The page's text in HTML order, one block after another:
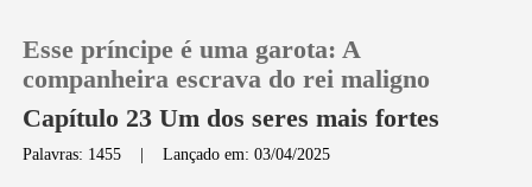
Esse príncipe é uma garota: A
companheira escrava do rei maligno
Capítulo 23 Um dos seres mais fortes
Palavras: 1455 |Lançado em: 03/04/2025